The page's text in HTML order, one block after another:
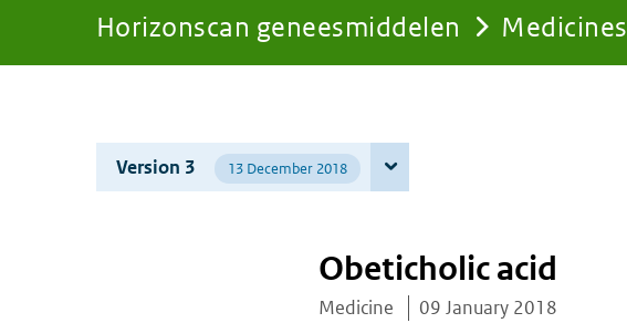
You
here:
Horizonscan geneesmiddelen Medicines
Version 3 13 December 2018
Obeticholic acid
Medicine 09 January 2018